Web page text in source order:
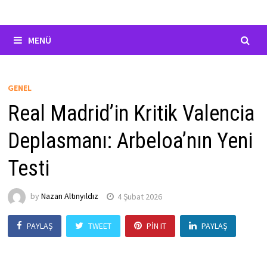
MENÜ
GENEL
Real Madrid’in Kritik Valencia
Deplasmanı: Arbeloa’nın Yeni
Testi
by Nazan Altınyıldız 4 Şubat 2026
PAYLAŞ TWEET PIN IT PAYLAŞ